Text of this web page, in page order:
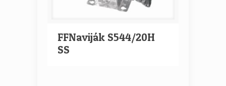
FFNaviják S544/20H
SS